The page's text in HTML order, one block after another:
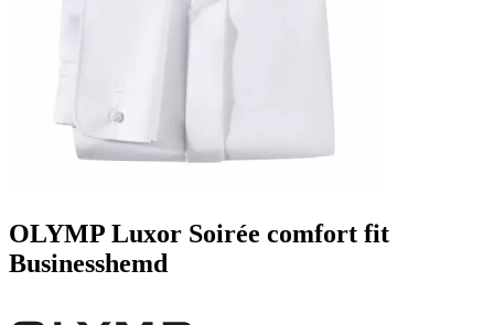
OLYMP Luxor Soirée comfort fit
Businesshemd